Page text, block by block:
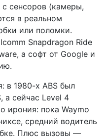
сенсоров (камеры,
в реальном
или поломки.
Snapdragon Ride
а софт от Google и
в 1980-х ABS был
сейчас Level 4
ирония: пока Waymo
средний водитель
Плюс вызовы —